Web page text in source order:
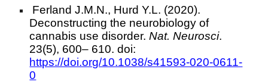
Ferland J.M.N., Hurd Y.L. (2020).
Deconstructing the neurobiology of
cannabis use disorder.Nat. Neurosci.
23(5), 600– 610. doi:
https://doi.org/10.1038/s41593-020-0611-
0